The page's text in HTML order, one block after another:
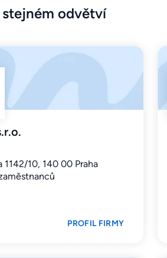
stejném odvětví
1142/10, 140 00 Praha
PROFIL FIRMY